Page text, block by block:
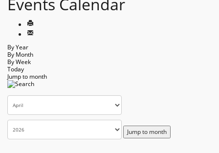
By Year
By Month
By Week
Today
Jump to month
Jump to month